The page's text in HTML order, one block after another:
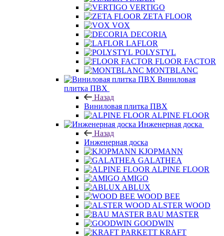
VERTIGO
ZETA FLOOR
VOX
DECORIA
LAFLOR
POLYSTYL
FLOOR FACTOR
MONTBLANC
Виниловая
плитка ПВХ
Назад
Виниловая плитка ПВХ
ALPINE FLOOR
Инженерная доска
Назад
Инженерная доска
KJOPMANN
GALATHEA
ALPINE FLOOR
AMIGO
ABLUX
WOOD BEE
ALSTER WOOD
BAU MASTER
GOODWIN
KRAFT